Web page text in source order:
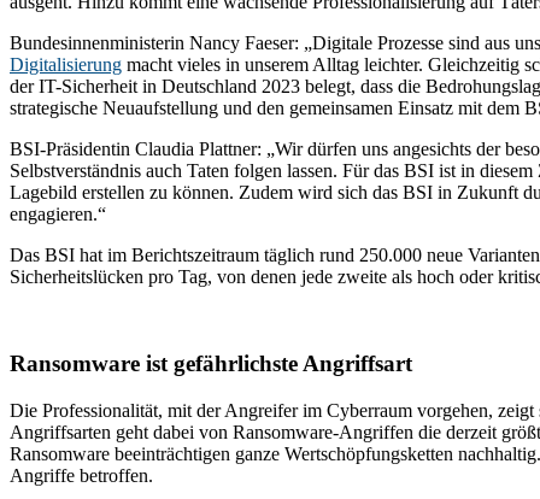
Bundesinnenministerin Nancy Faeser: „Digitale Prozesse sind aus
Digitalisierung macht vieles in unserem Alltag leichter. Gleichzeitig
der IT-Sicherheit in Deutschland 2023 belegt, dass die
strategische Neuaufstellung und den gemeinsamen Einsatz mit dem
BSI-Präsidentin Claudia Plattner: „Wir dürfen uns angesichts der
Selbstverständnis auch Taten folgen lassen. Für das BSI ist in
Lagebild erstellen zu können. Zudem wird sich das BSI in Zukunft
engagieren.“
Das BSI hat im Berichtszeitraum täglich rund 250.000 neue
Sicherheitslücken pro Tag, von denen jede zweite als hoch oder
Ransomware ist gefährlichste Angriffsart
Die Professionalität, mit der Angreifer im Cyberraum vorgehen,
Angriffsarten geht dabei von Ransomware-Angriffen die derzeit
Ransomware beeinträchtigen ganze Wertschöpfungsketten
Angriffe betroffen.